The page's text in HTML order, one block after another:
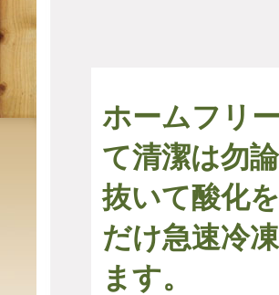
ホームフリ
て清潔は勿
抜いて酸化
だけ急速冷
ます。